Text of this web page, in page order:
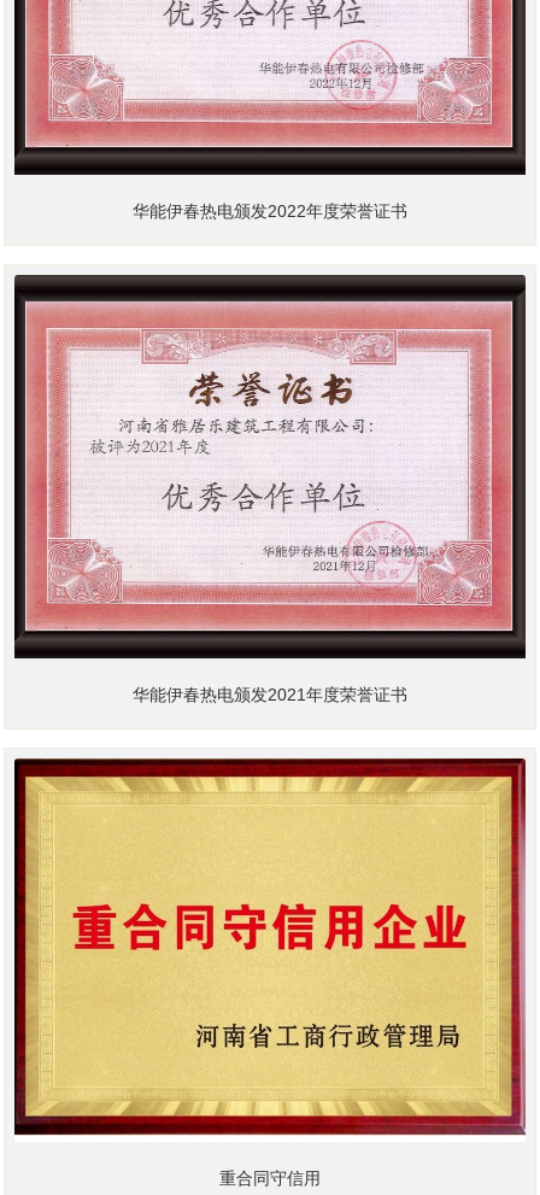
华能伊春热电颁发2022年度荣誉证书
华能伊春热电颁发2021年度荣誉证书
重合同守信用